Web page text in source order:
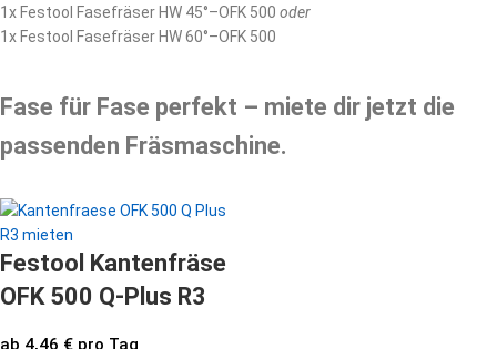
1x Festool Fasefräser HW 45°–OFK 500 oder
1x Festool Fasefräser HW 60°–OFK 500
Fase für Fase perfekt – miete dir jetzt die
passenden Fräsmaschine.
Festool Kantenfräse
OFK 500 Q-Plus R3
ab 4,46 € pro Tag